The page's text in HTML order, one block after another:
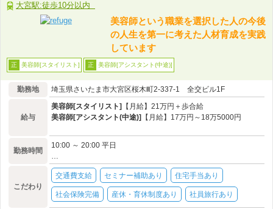
大宮駅:徒歩10分以内
美容師という職業を選択した人の今後
の人生を第一に考えた人材育成を実践
しています
正 美容師[スタイリスト] 正 美容師[アシスタント(中途)]
勤務地 埼玉県さいたま市大宮区桜木町2-337-1 全交ビル1F
給与
美容師[スタイリスト]
【月給】21万円＋歩合給
美容師[アシスタント(中途)]
【月給】17万円～18万5000円
勤務時間
10:00 ～ 20:00 平日
…
こだわり
交通費支給 セミナー補助あり 住宅手当あり
社会保険完備 産休・育休制度あり 社員旅行あり